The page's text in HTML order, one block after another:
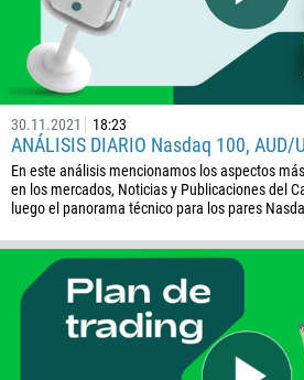
30.11.2021 18:23
ANÁLISIS DIARIO Nasdaq 100, AUD/
En este análisis mencionamos los aspectos
en los mercados, Noticias y Publicaciones del
luego el panorama técnico para los pares
Callback